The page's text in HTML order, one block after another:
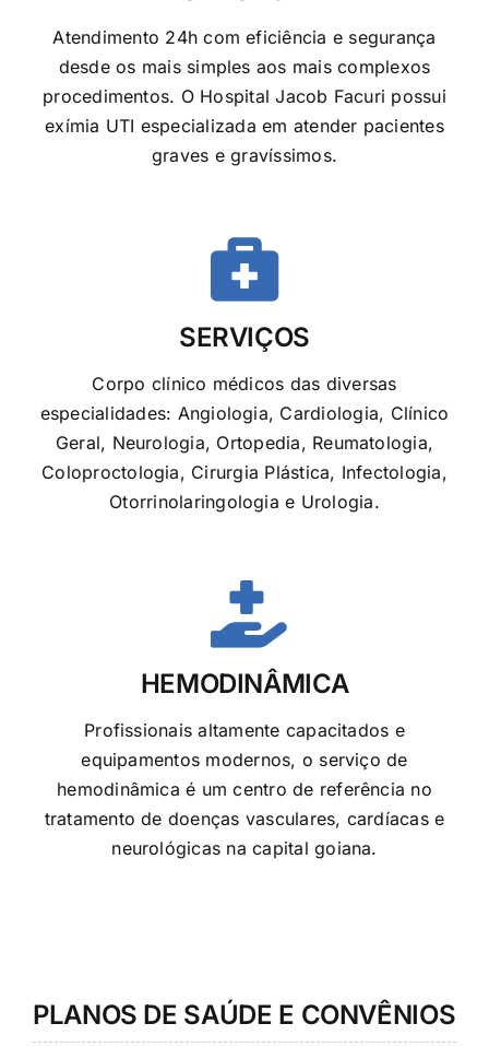
Atendimento 24h com eficiência e segurança
desde os mais simples aos mais complexos
procedimentos. O Hospital Jacob Facuri possui
exímia UTI especializada em atender pacientes
graves e gravíssimos.
SERVIÇOS
Corpo clínico médicos das diversas
especialidades: Angiologia, Cardiologia, Clínico
Geral, Neurologia, Ortopedia, Reumatologia,
Coloproctologia, Cirurgia Plástica, Infectologia,
Otorrinolaringologia e Urologia.
HEMODINÂMICA
Profissionais altamente capacitados e
equipamentos modernos, o serviço de
hemodinâmica é um centro de referência no
tratamento de doenças vasculares, cardíacas e
neurológicas na capital goiana.
PLANOS DE SAÚDE E CONVÊNIOS